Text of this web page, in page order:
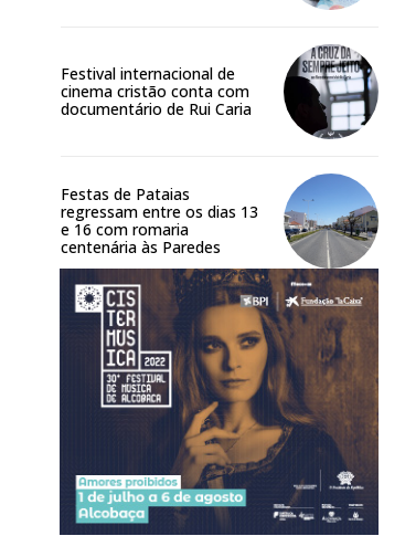
Festival internacional de
cinema cristão conta com
documentário de Rui Caria
Festas de Pataias
regressam entre os dias 13
e 16 com romaria
centenária às Paredes